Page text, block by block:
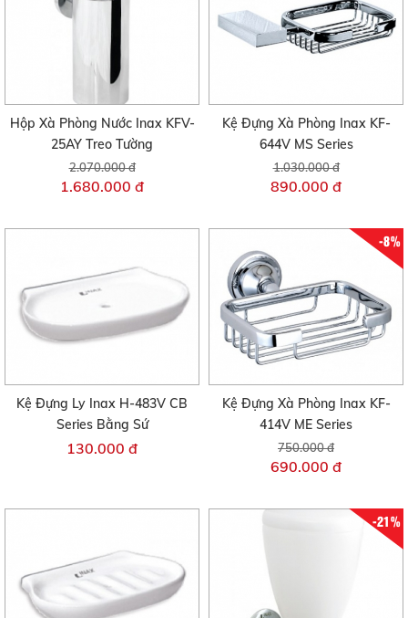
Hộp Xà Phòng Nước Inax KFV-
25AY Treo Tường
2.070.000 đ
1.680.000 đ
Kệ Đựng Xà Phòng Inax KF-
644V MS Series
1.030.000 đ
890.000 đ
Kệ Đựng Ly Inax H-483V CB
Series Bằng Sứ
130.000 đ
-8%
Kệ Đựng Xà Phòng Inax KF-
414V ME Series
750.000 đ
690.000 đ
-21%